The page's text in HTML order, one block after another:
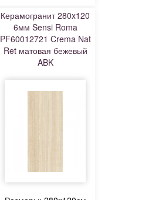
Керамогранит 280x120
6мм Sensi Roma
PF60012721 Crema Nat
Ret матовая бежевый
ABK